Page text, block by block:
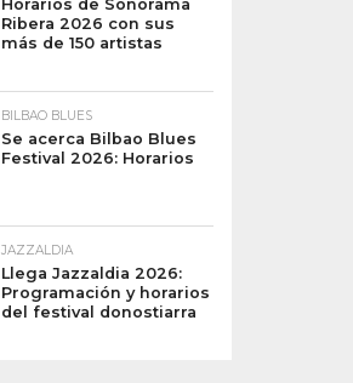
Horarios de Sonorama
Ribera 2026 con sus
más de 150 artistas
BILBAO BLUES
Se acerca Bilbao Blues
Festival 2026: Horarios
JAZZALDIA
Llega Jazzaldia 2026:
Programación y horarios
del festival donostiarra